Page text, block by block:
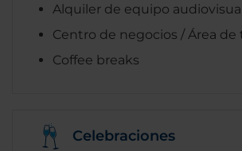
Alquiler de equipo
Centro de negocios / Área de
Coffee breaks
Celebraciones